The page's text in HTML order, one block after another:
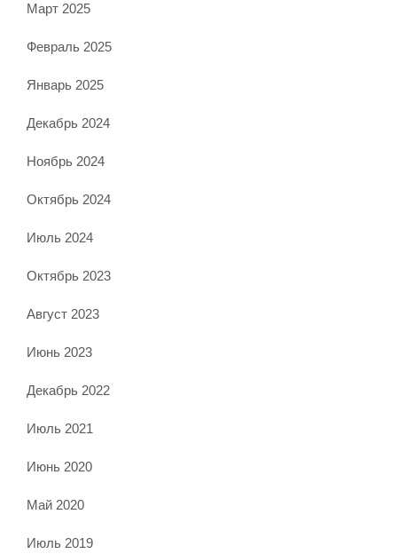
Март 2025
Февраль 2025
Январь 2025
Декабрь 2024
Ноябрь 2024
Октябрь 2024
Июль 2024
Октябрь 2023
Август 2023
Июнь 2023
Декабрь 2022
Июль 2021
Июнь 2020
Май 2020
Июль 2019